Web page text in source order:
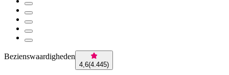
Bezienswaardigheden
4,6(4.445)